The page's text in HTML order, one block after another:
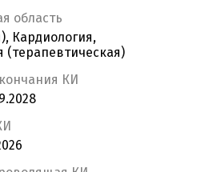
область
Кардиология,
(терапевтическая)
КИ